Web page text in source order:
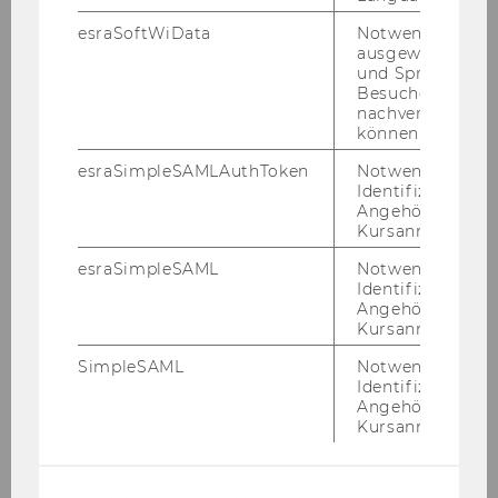
Geo­gra­phi­sche Ab­de­ckung: welt­weit
Zeit­raum: Un­ter­neh­mens­in­for­ma­tio­nen ab­
hän­gig von der Ver­füg­bar­keit elek­tro­ni­scher
Ein­rei­chun­gen (Fi­lings), frü­hes­tens ab 1992; Fi­
nanz­da­ten: Jah­res­ab­schlüs­se bis zu max. 14
Jahre zu­rück­rei­chend, Quar­tal­ab­schlüs­se bis
max. 10 Jahre
Ana­lys­tIn­nen­schät­zun­gen: ab 1999 für US-​
amerkanische Un­ter­neh­men, sonst ab 1996
Un­ter­nehe­mens­trans­ak­tio­nen: US-​
Unternehmen ab 1998, ex-US ab 2001
Volks­wirt­schaft­li­che Kenn­zah­len und Roh­stof­fe:
teil­wei­se seit 1970
: täg­lich, Fi­nanz­da­ten 2-7 Tage
esraSoftWiData
Notwendig um
ausgewählte
und
Besuchers
nachverfolgen
können.
esraSimpleSAMLAuthToken
Notwendig zur
Identifizierung
Angehörige/r für
Kursanmeldung.
esraSimpleSAML
Notwendig zur
Identifizierung
Angehörige/r für
Kursanmeldung.
SimpleSAML
Notwendig zur
Identifizierung
Angehörige/r für
Kursanmeldung.